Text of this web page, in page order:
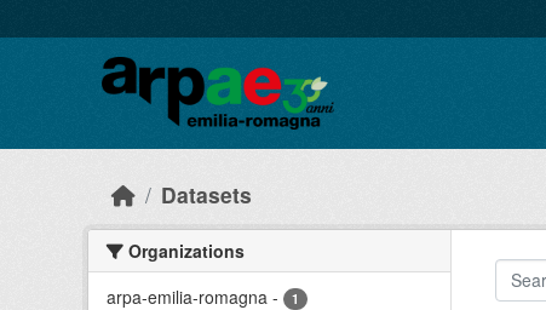
Datasets
Organizations
arpa-emilia-romagna - 1